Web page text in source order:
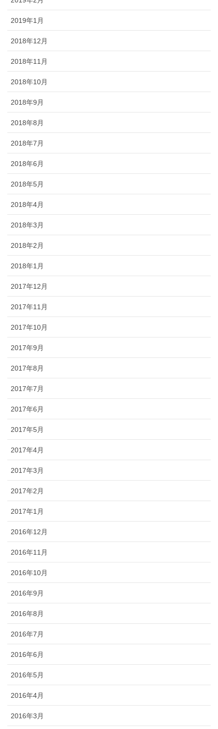
2019年1月
2018年12月
2018年11月
2018年10月
2018年9月
2018年8月
2018年7月
2018年6月
2018年5月
2018年4月
2018年3月
2018年2月
2018年1月
2017年12月
2017年11月
2017年10月
2017年9月
2017年8月
2017年7月
2017年6月
2017年5月
2017年4月
2017年3月
2017年2月
2017年1月
2016年12月
2016年11月
2016年10月
2016年9月
2016年8月
2016年7月
2016年6月
2016年5月
2016年4月
2016年3月